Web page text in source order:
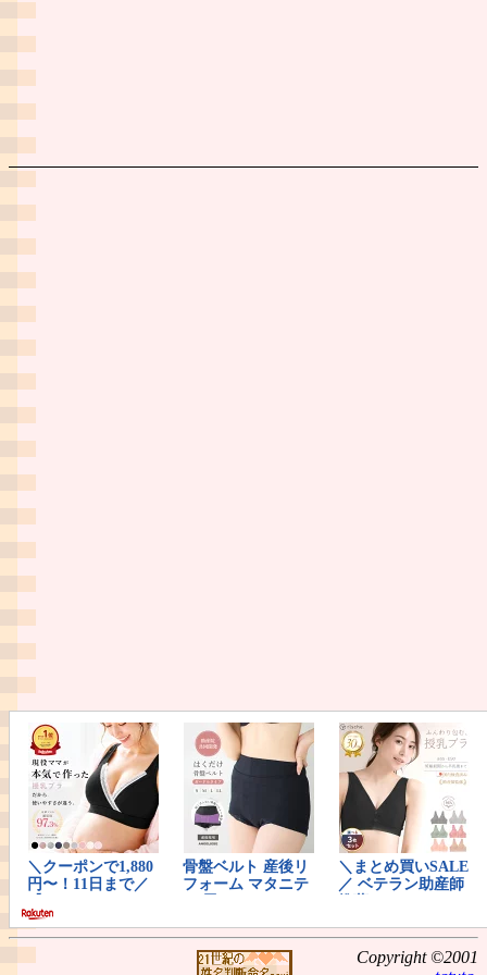
Copyright ©2001